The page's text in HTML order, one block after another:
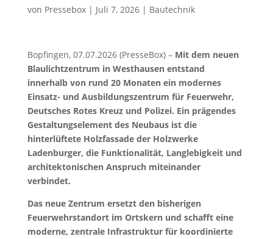
von Pressebox| Juli 7, 2026| Bautechnik
Bopfingen, 07.07.2026 (PresseBox) – Mit dem neuen
Blaulichtzentrum in Westhausen entstand
innerhalb von rund 20 Monaten ein modernes
Einsatz- und Ausbildungszentrum für Feuerwehr,
Deutsches Rotes Kreuz und Polizei. Ein prägendes
Gestaltungselement des Neubaus ist die
hinterlüftete Holzfassade der Holzwerke
Ladenburger, die Funktionalität, Langlebigkeit und
architektonischen Anspruch miteinander
verbindet.
Das neue Zentrum ersetzt den bisherigen
Feuerwehrstandort im Ortskern und schafft eine
moderne, zentrale Infrastruktur für koordinierte